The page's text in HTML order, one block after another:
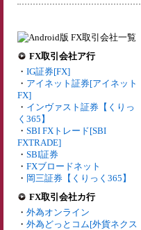
FX取引会社ア行
・ IG証券[FX]
・ アイネット証券[アイネット
FX]
・ インヴァスト証券【くりっ
く365】
・ SBI FXトレード[SBI
FXTRADE]
・ SBI証券
・ FXブロードネット
・ 岡三証券【くりっく365】
FX取引会社カ行
・ 外為オンライン
・ 外為どっとコム[外貨ネクス